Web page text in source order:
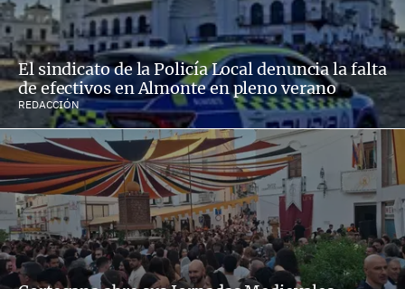
El sindicato de la Policía Local denuncia la falta
de efectivos en Almonte en pleno verano
REDACCIÓN